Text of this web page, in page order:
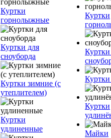
Куртки
горнолыжные
Куртки для
сноуборда
Куртки зимние (с
утеплителем)
Куртки
удлиненные
Куртки
Куртки
Куртки
Майки